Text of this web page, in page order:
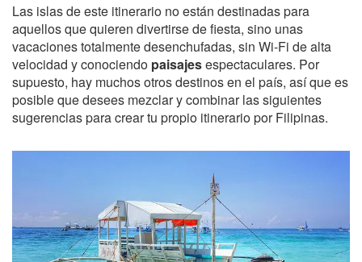
Las islas de este itinerario no están destinadas para
aquellos que quieren divertirse de fiesta, sino unas
vacaciones totalmente desenchufadas, sin Wi-Fi de alta
velocidad y conociendo paisajesespectaculares. Por
supuesto, hay muchos otros destinos en el país, así que es
posible que desees mezclar y combinar las siguientes
sugerencias para crear tu propio itinerario por Filipinas.